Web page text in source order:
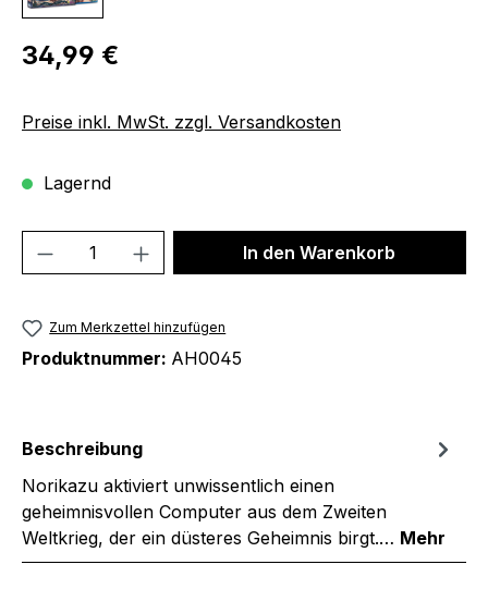
Regulärer Preis:
34,99 €
Preise inkl. MwSt. zzgl. Versandkosten
Lagernd
Produkt Anzahl: Gib denIn den Warenkorb
Zum Merkzettel hinzufügen
Produktnummer: AH0045
Beschreibung
Norikazu aktiviert unwissentlich einen
geheimnisvollen Computer aus dem Zweiten
Weltkrieg, der ein düsteres Geheimnis birgt.… Mehr